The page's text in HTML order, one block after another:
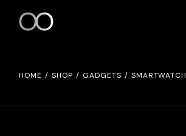
HOME SHOP GADGETS SMARTWATCH